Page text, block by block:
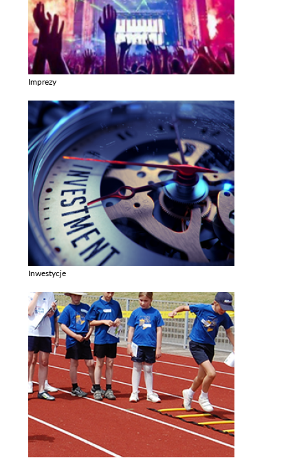
Imprezy
Inwestycje